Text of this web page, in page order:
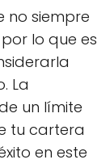
no siempre
lo que es
La
un límite
tu cartera
en este